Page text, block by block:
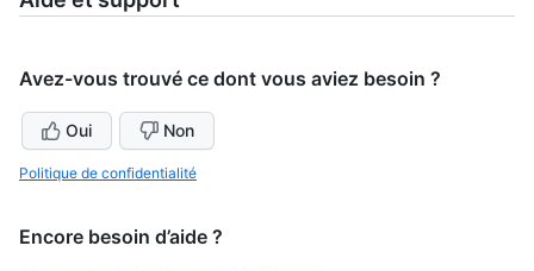
Avez-vous trouvé ce dont vous aviez besoin ?
Oui Non
Politique de confidentialité
Encore besoin d’aide ?